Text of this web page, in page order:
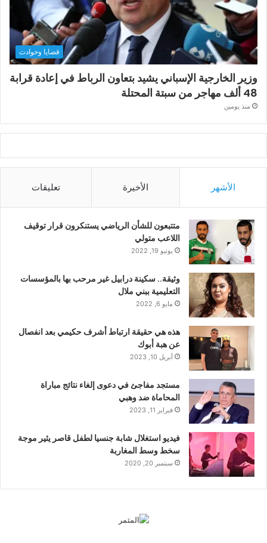
قضايا وحوادث
وزير الخارجية الإسباني يشيد بتعاون الرباط في إعادة قرابة
48 ألف مهاجر من سبتة المحتلة
منذ يومين
الأشهر الأخيرة تعليقات
متتبعون للشأن الرياضي يستنكرون قرار توقيف
اللاعب متولي
يونيو 19, 2022
وثيقة.. سكينة درابيل غير مرحب بها بالمؤسسات
التعليمية ببني ملال
مايو 6, 2022
هذه هي حقيقة ارتباط أشرف حكيمي بعد انفصال
عن هبة أبوك
أبريل 10, 2023
مستجد مفاجئ في دعوى إلغاء نتائج مباراة
المحاماة ضد وهبي
فبراير 11, 2023
فيديو استغلال شابة جنسيا لطفل قاصر يثير موجة
سخط وسط المغاربة
سبتمبر 20, 2020